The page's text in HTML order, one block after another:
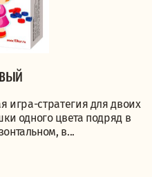
игра-стратегия для двоих
одного цвета подряд в
в...